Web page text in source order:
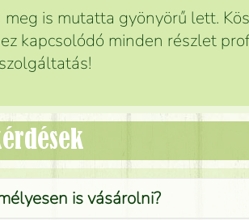
is mutatta gyönyörű lett.
kapcsolódó minden részlet
is vásárolni?